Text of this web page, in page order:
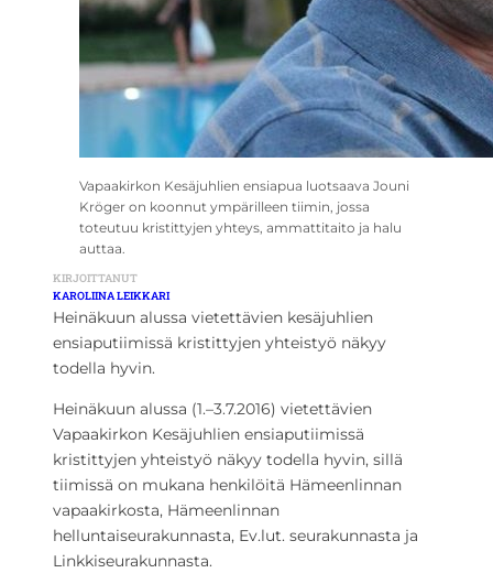
Vapaakirkon Kesäjuhlien ensiapua luotsaava Jouni
Kröger on koonnut ympärilleen tiimin, jossa
toteutuu kristittyjen yhteys, ammattitaito ja halu
auttaa.
KIRJOITTANUT
KAROLIINA LEIKKARI
Heinäkuun alussa vietettävien kesäjuhlien
ensiaputiimissä kristittyjen yhteistyö näkyy
todella hyvin.
Heinäkuun alussa (1.–3.7.2016) vietettävien
Vapaakirkon Kesäjuhlien ensiaputiimissä
kristittyjen yhteistyö näkyy todella hyvin, sillä
tiimissä on mukana henkilöitä Hämeenlinnan
vapaakirkosta, Hämeenlinnan
helluntaiseurakunnasta, Ev.lut. seurakunnasta ja
Linkkiseurakunnasta.